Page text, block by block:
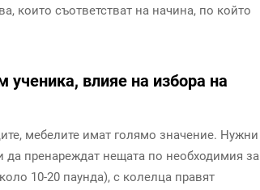
които съответстват на начина, по който
ученика, влияе на избора на
мебелите имат голямо значение. Нужни
да пренареждат нещата по необходимия за
10-20 паунда), с колелца правят